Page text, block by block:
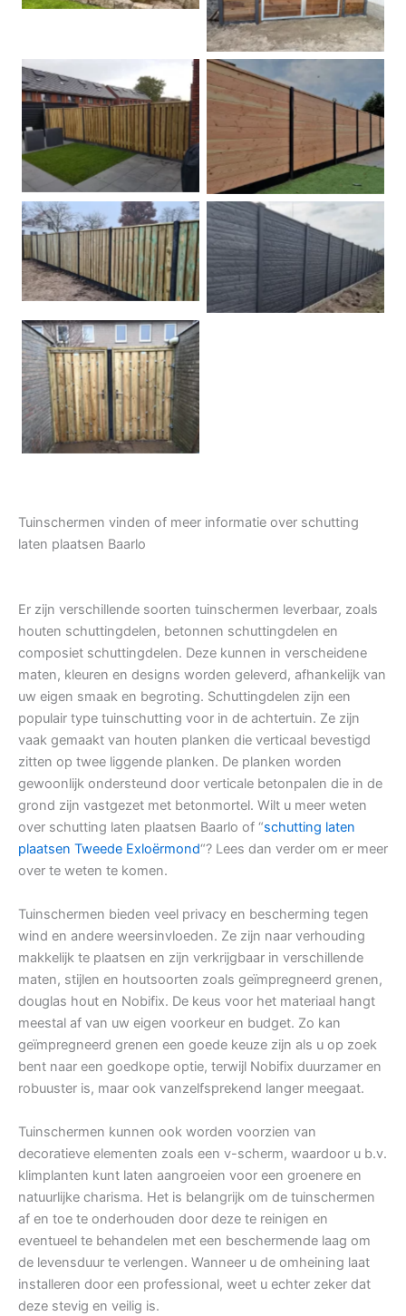
Betonpalen schutting Douglas
Hout beton schuttingen Rots motief antraciet
Tuindeur grenen
Tuinschermen vinden of meer informatie over schutting
laten plaatsen Baarlo
Er zijn verschillende soorten tuinschermen leverbaar, zoals
houten schuttingdelen, betonnen schuttingdelen en
composiet schuttingdelen. Deze kunnen in verscheidene
maten, kleuren en designs worden geleverd, afhankelijk van
uw eigen smaak en begroting. Schuttingdelen zijn een
populair type tuinschutting voor in de achtertuin. Ze zijn
vaak gemaakt van houten planken die verticaal bevestigd
zitten op twee liggende planken. De planken worden
gewoonlijk ondersteund door verticale betonpalen die in de
grond zijn vastgezet met betonmortel. Wilt u meer weten
over schutting laten plaatsen Baarlo of “schutting laten
plaatsen Tweede Exloërmond“? Lees dan verder om er meer
over te weten te komen.
Tuinschermen bieden veel privacy en bescherming tegen
wind en andere weersinvloeden. Ze zijn naar verhouding
makkelijk te plaatsen en zijn verkrijgbaar in verschillende
maten, stijlen en houtsoorten zoals geïmpregneerd grenen,
douglas hout en Nobifix. De keus voor het materiaal hangt
meestal af van uw eigen voorkeur en budget. Zo kan
geïmpregneerd grenen een goede keuze zijn als u op zoek
bent naar een goedkope optie, terwijl Nobifix duurzamer en
robuuster is, maar ook vanzelfsprekend langer meegaat.
Tuinschermen kunnen ook worden voorzien van
decoratieve elementen zoals een v-scherm, waardoor u b.v.
klimplanten kunt laten aangroeien voor een groenere en
natuurlijke charisma. Het is belangrijk om de tuinschermen
af en toe te onderhouden door deze te reinigen en
eventueel te behandelen met een beschermende laag om
de levensduur te verlengen. Wanneer u de omheining laat
installeren door een professional, weet u echter zeker dat
deze stevig en veilig is.